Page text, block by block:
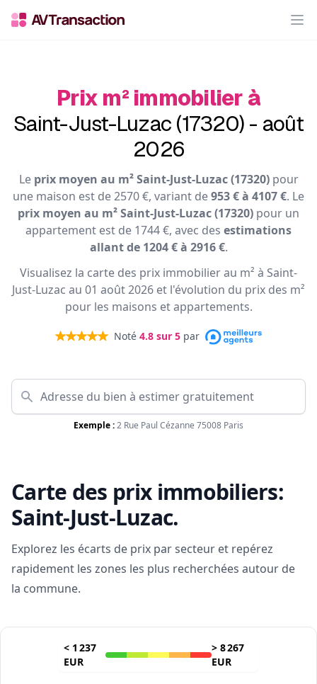
Prix m² immobilier à
Saint-Just-Luzac (17320) - août
2026
Le prix moyen au m² Saint-Just-Luzac (17320)pour
une maison est de 2570 €, variant de953 € à 4107 €. Le
prix moyen au m² Saint-Just-Luzac (17320) pour un
appartement est de 1744 €, avec des estimations
allant de 1204 € à 2916 €.
Visualisez la carte des prix immobilier au m² à Saint-
Just-Luzac au 01 août 2026 et l'évolution du prix des m²
pour les maisons et appartements.
Noté 4.8 sur 5 par
Exemple :2 Rue Paul Cézanne 75008 Paris
Carte des prix immobiliers:
Saint-Just-Luzac.
Explorez les écarts de prix par secteur et repérez
rapidement les zones les plus recherchées autour de
la commune.
< 1 237
EUR
> 8 267
EUR